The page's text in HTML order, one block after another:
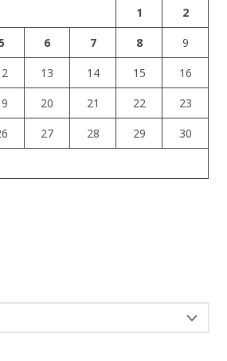
1
2
6 7 8
9
13 14 15
16
20 21 22
23
27 28 29
30